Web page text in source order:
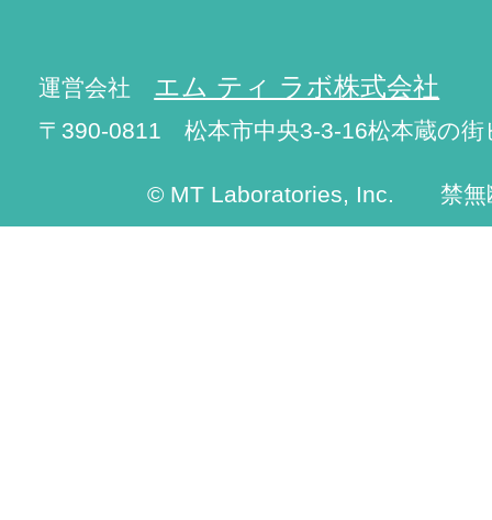
運営会社 エム ティ ラボ株式会社
〒390-0811 松本市中央3-3-16松本蔵の街
© MT Laboratories, Inc. 禁無